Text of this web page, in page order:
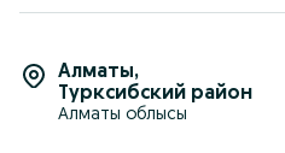
Алматы,
Турксибский район
Алматы облысы